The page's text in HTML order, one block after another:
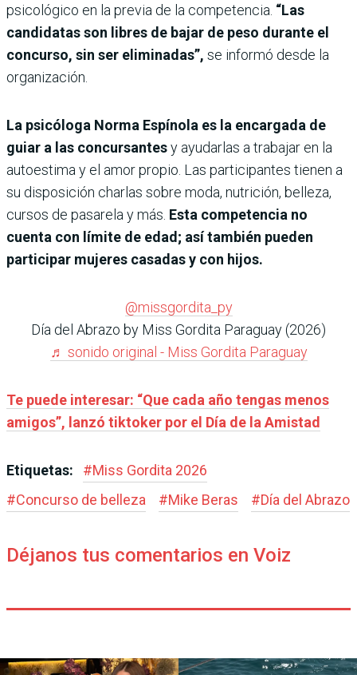
psicológico en la previa de la competencia. “Las
candidatas son libres de bajar de peso durante el
concurso, sin ser eliminadas”, se informó desde la
organización.
La psicóloga Norma Espínola es la encargada de
guiar a las concursantesy ayudarlas a trabajar en la
autoestima y el amor propio. Las participantes tienen a
su disposición charlas sobre moda, nutrición, belleza,
cursos de pasarela y más. Esta competencia no
cuenta con límite de edad; así también pueden
participar mujeres casadas y con hijos.
@missgordita_py
Día del Abrazo by Miss Gordita Paraguay (2026)
♬ sonido original - Miss Gordita Paraguay
Te puede interesar: “Que cada año tengas menos
amigos”, lanzó tiktoker por el Día de la Amistad
Etiquetas: #Miss Gordita 2026
#Concurso de belleza #Mike Beras #Día del Abrazo
Déjanos tus comentarios en Voiz